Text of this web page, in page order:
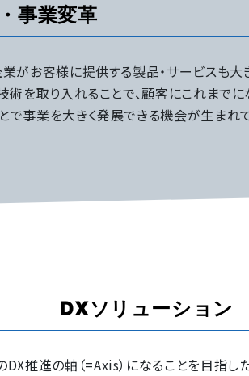
事業変革
がお客様に提供する製品・サービスも大
術を取り入れることで、顧客にこれまで
で事業を大きく発展できる機会が生まれて
DXソリューショ
DX推進の軸（=Axis）になることを目指し